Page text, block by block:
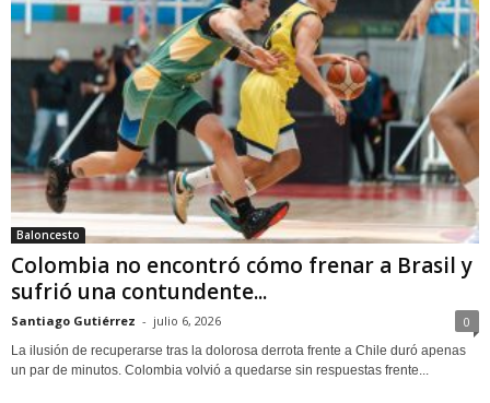
Baloncesto
Colombia no encontró cómo frenar a Brasil y
sufrió una contundente...
Santiago Gutiérrez - julio 6, 2026 0
La ilusión de recuperarse tras la dolorosa derrota frente a Chile duró apenas
un par de minutos. Colombia volvió a quedarse sin respuestas frente...